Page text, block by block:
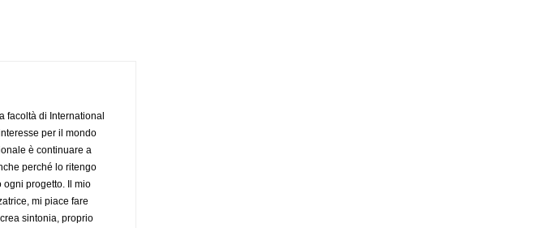
facoltà di International
per il mondo
è continuare a
perché lo ritengo
progetto. Il mio
mi piace fare
sintonia, proprio